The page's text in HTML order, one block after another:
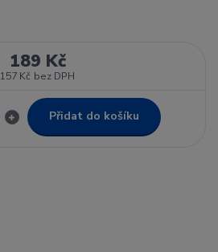
189 Kč
157 Kč bez DPH
Přidat do košíku